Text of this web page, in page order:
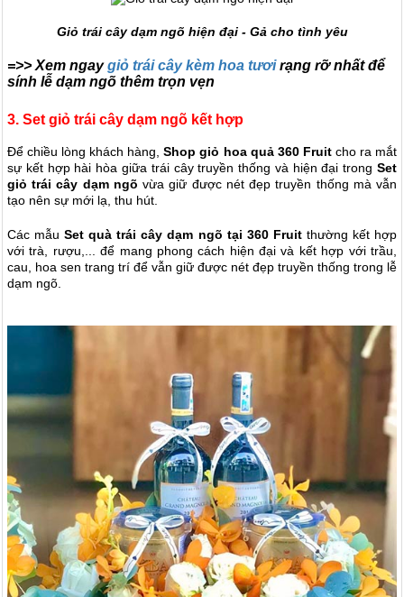
Giỏ trái cây dạm ngõ hiện đại - Gả cho tình yêu
=>> Xem ngaygiỏ trái cây kèm hoa tươirạng rỡ nhất để
sính lễ dạm ngõ thêm trọn vẹn
3. Set giỏ trái cây dạm ngõ kết hợp
Để chiều lòng khách hàng,Shop giỏ hoa quả 360 Fruitcho ra mắt
sự kết hợp hài hòa giữa trái cây truyền thống và hiện đại trong Set
giỏ trái cây dạm ngõvừa giữ được nét đẹp truyền thống mà vẫn
tạo nên sự mới lạ, thu hút.
Các mẫuSet quà trái cây dạm ngõ tại 360 Fruitthường kết hợp
với trà, rượu,... để mang phong cách hiện đại và kết hợp với trầu,
cau, hoa sen trang trí để vẫn giữ được nét đẹp truyền thống trong lễ
dạm ngõ.